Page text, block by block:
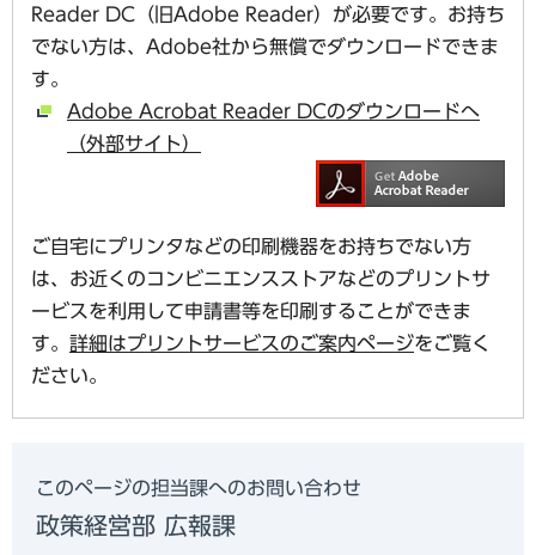
Reader DC（旧Adobe Reader）が必要です。お持ち
でない方は、Adobe社から無償でダウンロードできま
す。
Adobe Acrobat Reader DCのダウンロードへ
（外部サイト）
ご自宅にプリンタなどの印刷機器をお持ちでない方
は、お近くのコンビニエンスストアなどのプリントサ
ービスを利用して申請書等を印刷することができま
す。 詳細はプリントサービスのご案内ページをご覧く
ださい。
このページの担当課へのお問い合わせ
政策経営部 広報課